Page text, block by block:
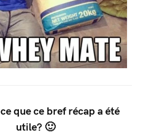
que ce bref récap a été
utile? 🙂